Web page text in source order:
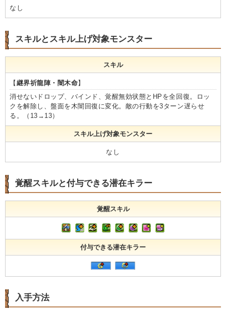
なし
スキルとスキル上げ対象モンスター
スキル
【継界祈龍陣・闇木命】
消せないドロップ、バインド、覚醒無効状態とHPを全回復。ロッ
クを解除し、盤面を木闇回復に変化。敵の行動を3ターン遅らせ
る。（13→13）
スキル上げ対象モンスター
なし
覚醒スキルと付与できる潜在キラー
覚醒スキル
付与できる潜在キラー
入手方法